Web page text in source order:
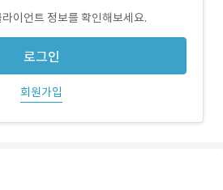
이언트 정보를 확인해보세요.
로그인
회원가입